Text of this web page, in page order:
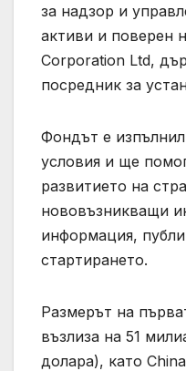
за надзор и
активи и поверен
Corporation Ltd,
посредник за
Фондът е
условия и ще
развитието на
нововъзникващи
информация,
стартирането.
Размерът на
възлиза на 51
долара), като